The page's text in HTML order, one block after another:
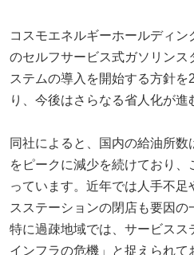
コスモエネルギーホールディ
のセルフサービス式ガソリンス
ステムの導入を開始する方針
り、今後はさらなる省人化が進
同社によると、国内の給油所
をピークに減少を続けており
っています。近年では人手不
スステーションの閉店も要因の
特に過疎地域では、サービス
インフラの危機」と捉えられて